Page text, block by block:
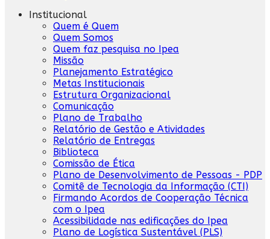
Institucional
Quem é Quem
Quem Somos
Quem faz pesquisa no Ipea
Missão
Planejamento Estratégico
Metas Institucionais
Estrutura Organizacional
Comunicação
Plano de Trabalho
Relatório de Gestão e Atividades
Relatório de Entregas
Biblioteca
Comissão de Ética
Plano de Desenvolvimento de Pessoas - PDP
Comitê de Tecnologia da Informação (CTI)
Firmando Acordos de Cooperação Técnica
com o Ipea
Acessibilidade nas edificações do Ipea
Plano de Logística Sustentável (PLS)